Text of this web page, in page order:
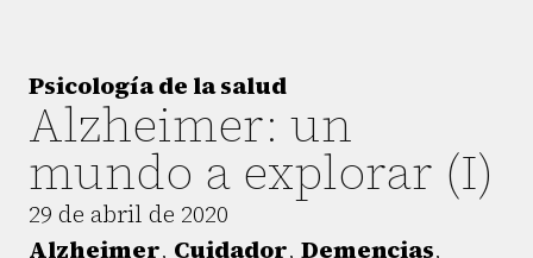
Psicología de la salud
Alzheimer: un
mundo a explorar (I)
29 de abril de 2020
Alzheimer, Cuidador, Demencias,